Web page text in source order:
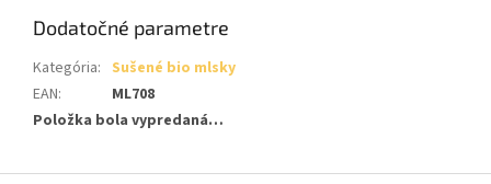
Dodatočné parametre
Kategória: Sušené bio mlsky
EAN:
ML708
Položka bola vypredaná…